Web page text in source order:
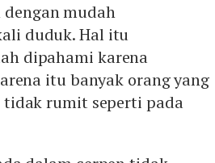
dengan mudah
duduk. Hal itu
dipahami karena
itu banyak orang yang
tidak rumit seperti pada